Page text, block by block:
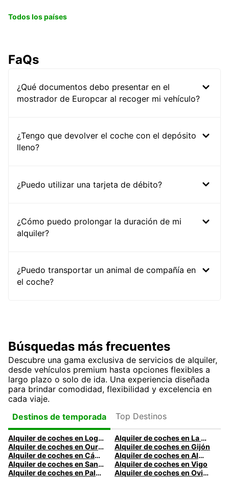
Todos los países
FaQs
¿Qué documentos debo presentar en el
mostrador de Europcar al recoger mi vehículo?
¿Tengo que devolver el coche con el depósito
lleno?
¿Puedo utilizar una tarjeta de débito?
¿Cómo puedo prolongar la duración de mi
alquiler?
¿Puedo transportar un animal de compañía en
el coche?
Búsquedas más frecuentes
Descubre una gama exclusiva de servicios de alquiler,
desde vehículos premium hasta opciones flexibles a
largo plazo o solo de ida. Una experiencia diseñada
para brindar comodidad, flexibilidad y excelencia en
cada viaje.
Destinos de temporada
Top Destinos
Alquiler de coches en Logroño
Alquiler de coches en La Coruña
Alquiler de coches en Ourense
Alquiler de coches en Gijón
Alquiler de coches en Cádiz
Alquiler de coches en Almería
Alquiler de coches en Santander
Alquiler de coches en Vigo
Alquiler de coches en Palma
Alquiler de coches en Oviedo